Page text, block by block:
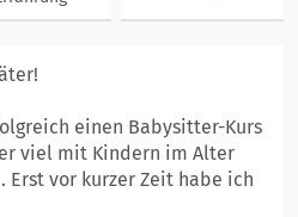
einen Babysitter-Kurs
viel mit Kindern im Alter
Erst vor kurzer Zeit habe ich